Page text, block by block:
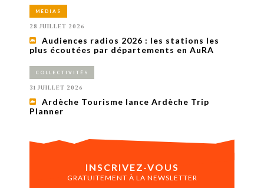
MÉDIAS
28 JUILLET 2026
Audiences radios 2026 : les stations les
plus écoutées par départements en AuRA
COLLECTIVITÉS
31 JUILLET 2026
Ardèche Tourisme lance Ardèche Trip
Planner
INSCRIVEZ-VOUS
GRATUITEMENT À LA NEWSLETTER